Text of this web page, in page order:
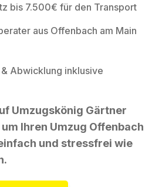
bis 7.500€ für den Transport
aus Offenbach am Main
Abwicklung inklusive
Umzugskönig Gärtner
Ihren Umzug Offenbach
und stressfrei wie